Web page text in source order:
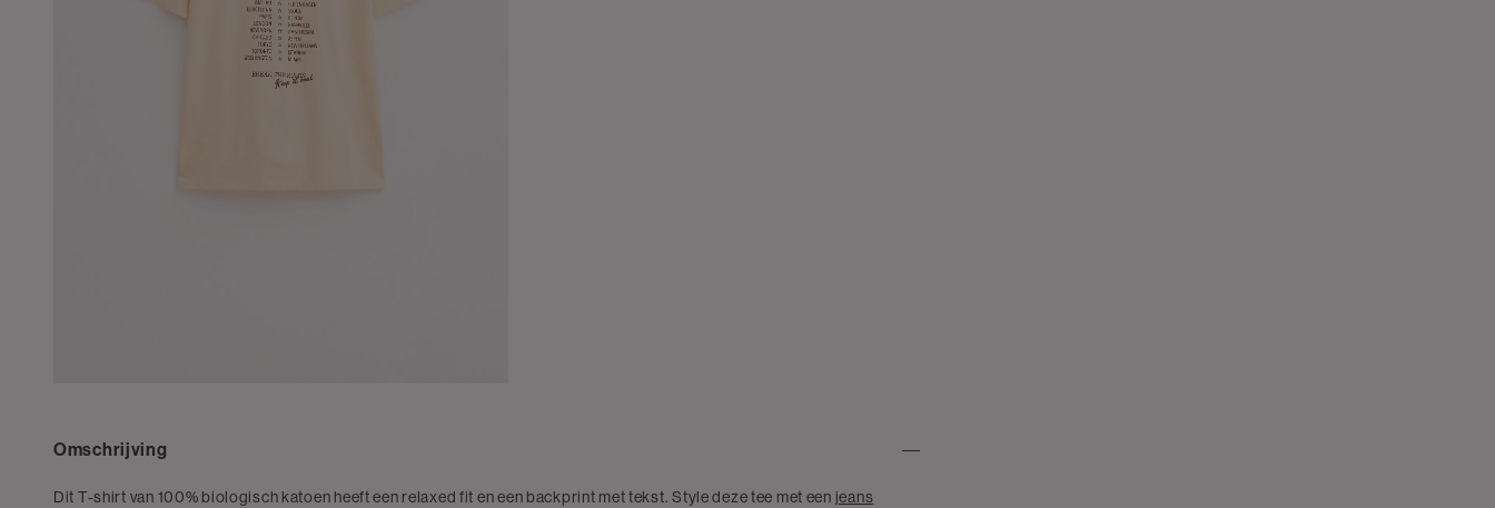
Omschrijving
Dit T-shirt van 100% biologisch katoen heeft een relaxed fit en een backprint met tekst. Style deze tee met een jeans